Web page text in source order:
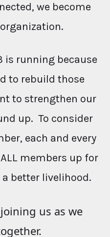
we become
is running because
to rebuild those
to strengthen our
up. To consider
each and every
members up for
better livelihood.
us as we